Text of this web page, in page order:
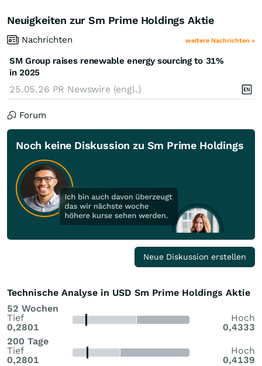
Neuigkeiten zur Sm Prime Holdings Aktie
Nachrichten weitere Nachrichten »
SM Group raises renewable energy sourcing to 31%
in 2025
25.05.26 PR Newswire (engl.)
Forum
Noch keine Diskussion zu Sm Prime Holdings
Neue Diskussion erstellen
Technische Analyse in USD Sm Prime Holdings Aktie
52 Wochen
Tief
0,2801
Hoch
0,4333
200 Tage
Tief
0,2801
Hoch
0,4139